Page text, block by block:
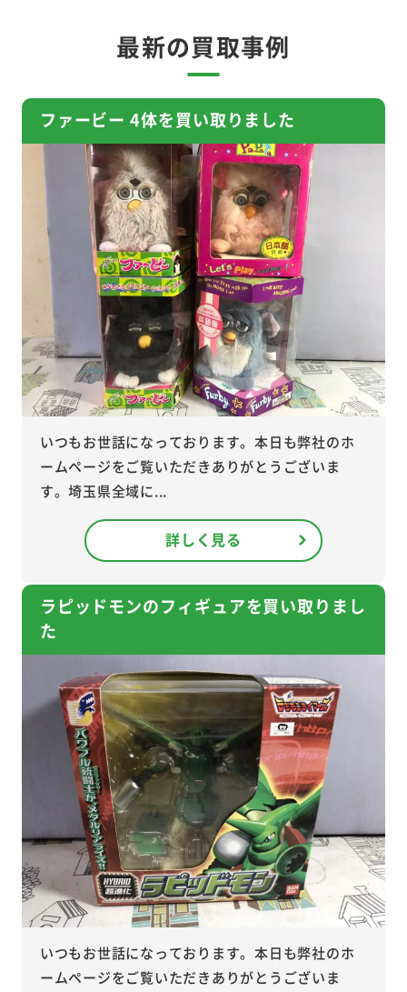
最新の買取事例
ファービー 4体を買い取りました
いつもお世話になっております。本日も弊社のホ
ームページをご覧いただきありがとうございま
す。埼玉県全域に...
詳しく見る
ラピッドモンのフィギュアを買い取りまし
た
いつもお世話になっております。本日も弊社のホ
ームページをご覧いただきありがとうございま